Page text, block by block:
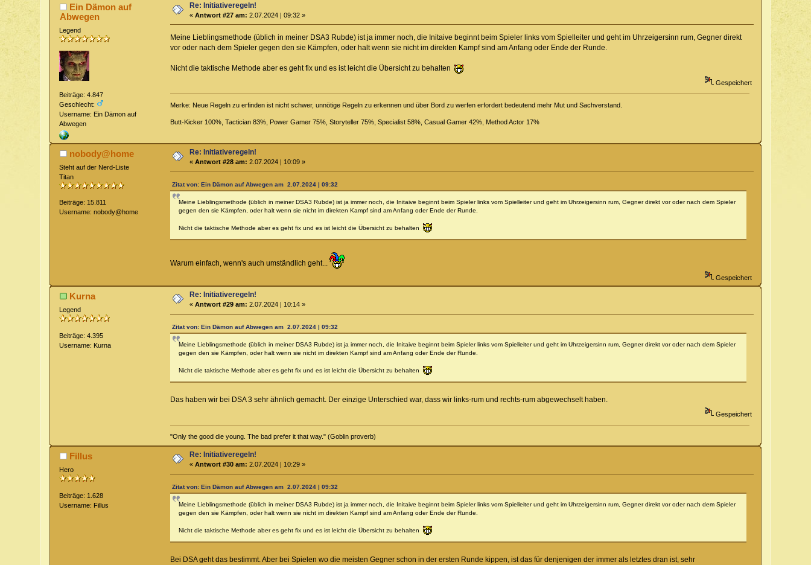
Ein Dämon auf
Abwegen
Legend
Beiträge: 4.847
Geschlecht:
Username: Ein Dämon auf
Abwegen
Re: Initiativeregeln!
«Antwort #27 am: 2.07.2024 | 09:32 »
Meine Lieblingsmethode (üblich in meiner DSA3 Rubde) ist ja immer noch, die Initaive beginnt beim Spieler links vom Spielleiter und geht im Uhrzeigersinn rum, Gegner direkt
vor oder nach dem Spieler gegen den sie Kämpfen, oder halt wenn sie nicht im direkten Kampf sind am Anfang oder Ende der Runde.
Nicht die taktische Methode aber es geht fix und es ist leicht die Übersicht zu behalten
Gespeichert
Merke: Neue Regeln zu erfinden ist nicht schwer, unnötige Regeln zu erkennen und über Bord zu werfen erfordert bedeutend mehr Mut und Sachverstand.
Butt-Kicker 100%, Tactician 83%, Power Gamer 75%, Storyteller 75%, Specialist 58%, Casual Gamer 42%, Method Actor 17%
nobody@home
Steht auf der Nerd-Liste
Titan
Beiträge: 15.811
Username: nobody@home
Re: Initiativeregeln!
«Antwort #28 am: 2.07.2024 | 10:09 »
Zitat von: Ein Dämon auf Abwegen am 2.07.2024 | 09:32
Meine Lieblingsmethode (üblich in meiner DSA3 Rubde) ist ja immer noch, die Initaive beginnt beim Spieler links vom Spielleiter und geht im Uhrzeigersinn rum, Gegner direkt vor oder nach dem Spieler
gegen den sie Kämpfen, oder halt wenn sie nicht im direkten Kampf sind am Anfang oder Ende der Runde.
Nicht die taktische Methode aber es geht fix und es ist leicht die Übersicht zu behalten
Warum einfach, wenn's auch umständlich geht...
Gespeichert
Kurna
Legend
Beiträge: 4.395
Username: Kurna
Re: Initiativeregeln!
«Antwort #29 am: 2.07.2024 | 10:14 »
Zitat von: Ein Dämon auf Abwegen am 2.07.2024 | 09:32
Meine Lieblingsmethode (üblich in meiner DSA3 Rubde) ist ja immer noch, die Initaive beginnt beim Spieler links vom Spielleiter und geht im Uhrzeigersinn rum, Gegner direkt vor oder nach dem Spieler
gegen den sie Kämpfen, oder halt wenn sie nicht im direkten Kampf sind am Anfang oder Ende der Runde.
Nicht die taktische Methode aber es geht fix und es ist leicht die Übersicht zu behalten
Das haben wir bei DSA 3 sehr ähnlich gemacht. Der einzige Unterschied war, dass wir links-rum und rechts-rum abgewechselt haben.
Gespeichert
"Only the good die young. The bad prefer it that way." (Goblin proverb)
Fillus
Hero
Beiträge: 1.628
Username: Fillus
Re: Initiativeregeln!
«Antwort #30 am: 2.07.2024 | 10:29 »
Zitat von: Ein Dämon auf Abwegen am 2.07.2024 | 09:32
Meine Lieblingsmethode (üblich in meiner DSA3 Rubde) ist ja immer noch, die Initaive beginnt beim Spieler links vom Spielleiter und geht im Uhrzeigersinn rum, Gegner direkt vor oder nach dem Spieler
gegen den sie Kämpfen, oder halt wenn sie nicht im direkten Kampf sind am Anfang oder Ende der Runde.
Nicht die taktische Methode aber es geht fix und es ist leicht die Übersicht zu behalten
Bei DSA geht das bestimmt. Aber bei Spielen wo die meisten Gegner schon in der ersten Runde kippen, ist das für denjenigen der immer als letztes dran ist, sehr